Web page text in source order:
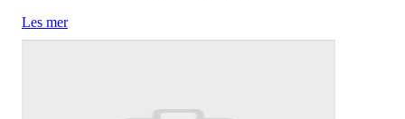
Les mer